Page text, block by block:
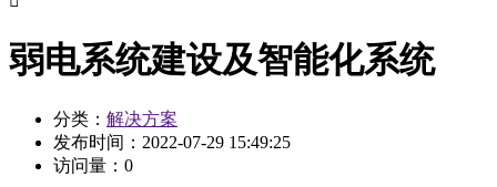
弱电系统建设及智能化系统
分类： 解决方案
发布时间： 2022-07-29 15:49:25
访问量： 0